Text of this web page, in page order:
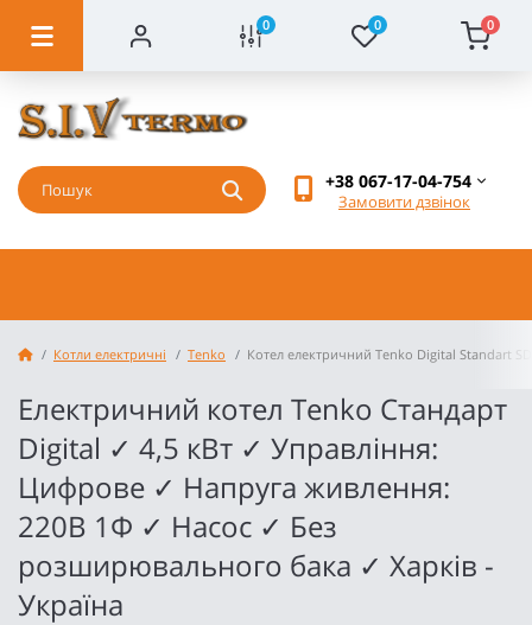
0 0 0
+38 067-17-04-754
Замовити дзвінок
Котли електричні Tenko Котел електричний Tenko Digital Standart
Електричний котел Tenko Стандарт
Digital ✓ 4,5 кВт ✓ Управління:
Цифрове ✓ Напруга живлення:
220В 1Ф ✓ Насос ✓ Без
розширювального бака ✓ Харків -
Україна